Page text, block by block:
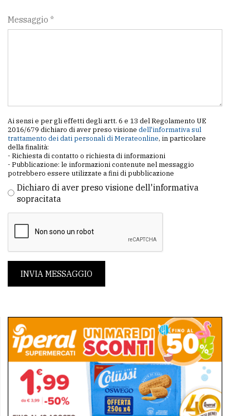
Messaggio *
Ai sensi e per gli effetti degli artt. 6 e 13 del Regolamento UE
2016/679 dichiaro di aver preso visione dell'informativa sul
trattamento dei dati personali di Merateonline, in particolare
della finalità:
- Richiesta di contatto o richiesta di informazioni
- Pubblicazione: le informazioni contenute nel messaggio
potrebbero essere utilizzate a fini di pubblicazione
Dichiaro di aver preso visione dell'informativa
sopracitata
INVIA MESSAGGIO